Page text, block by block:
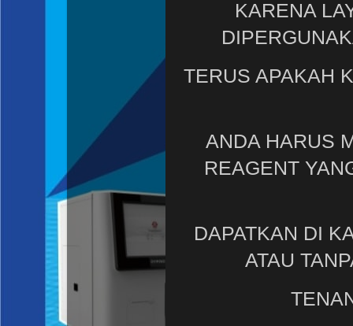
KARENA
TERUS APAKAH
ANDA HARUS
REAGENT
DAPATKAN DI
ATAU